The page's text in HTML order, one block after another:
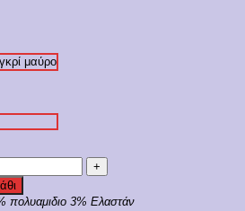
μαύρο
πολυαμιδιο 3% Ελαστάν